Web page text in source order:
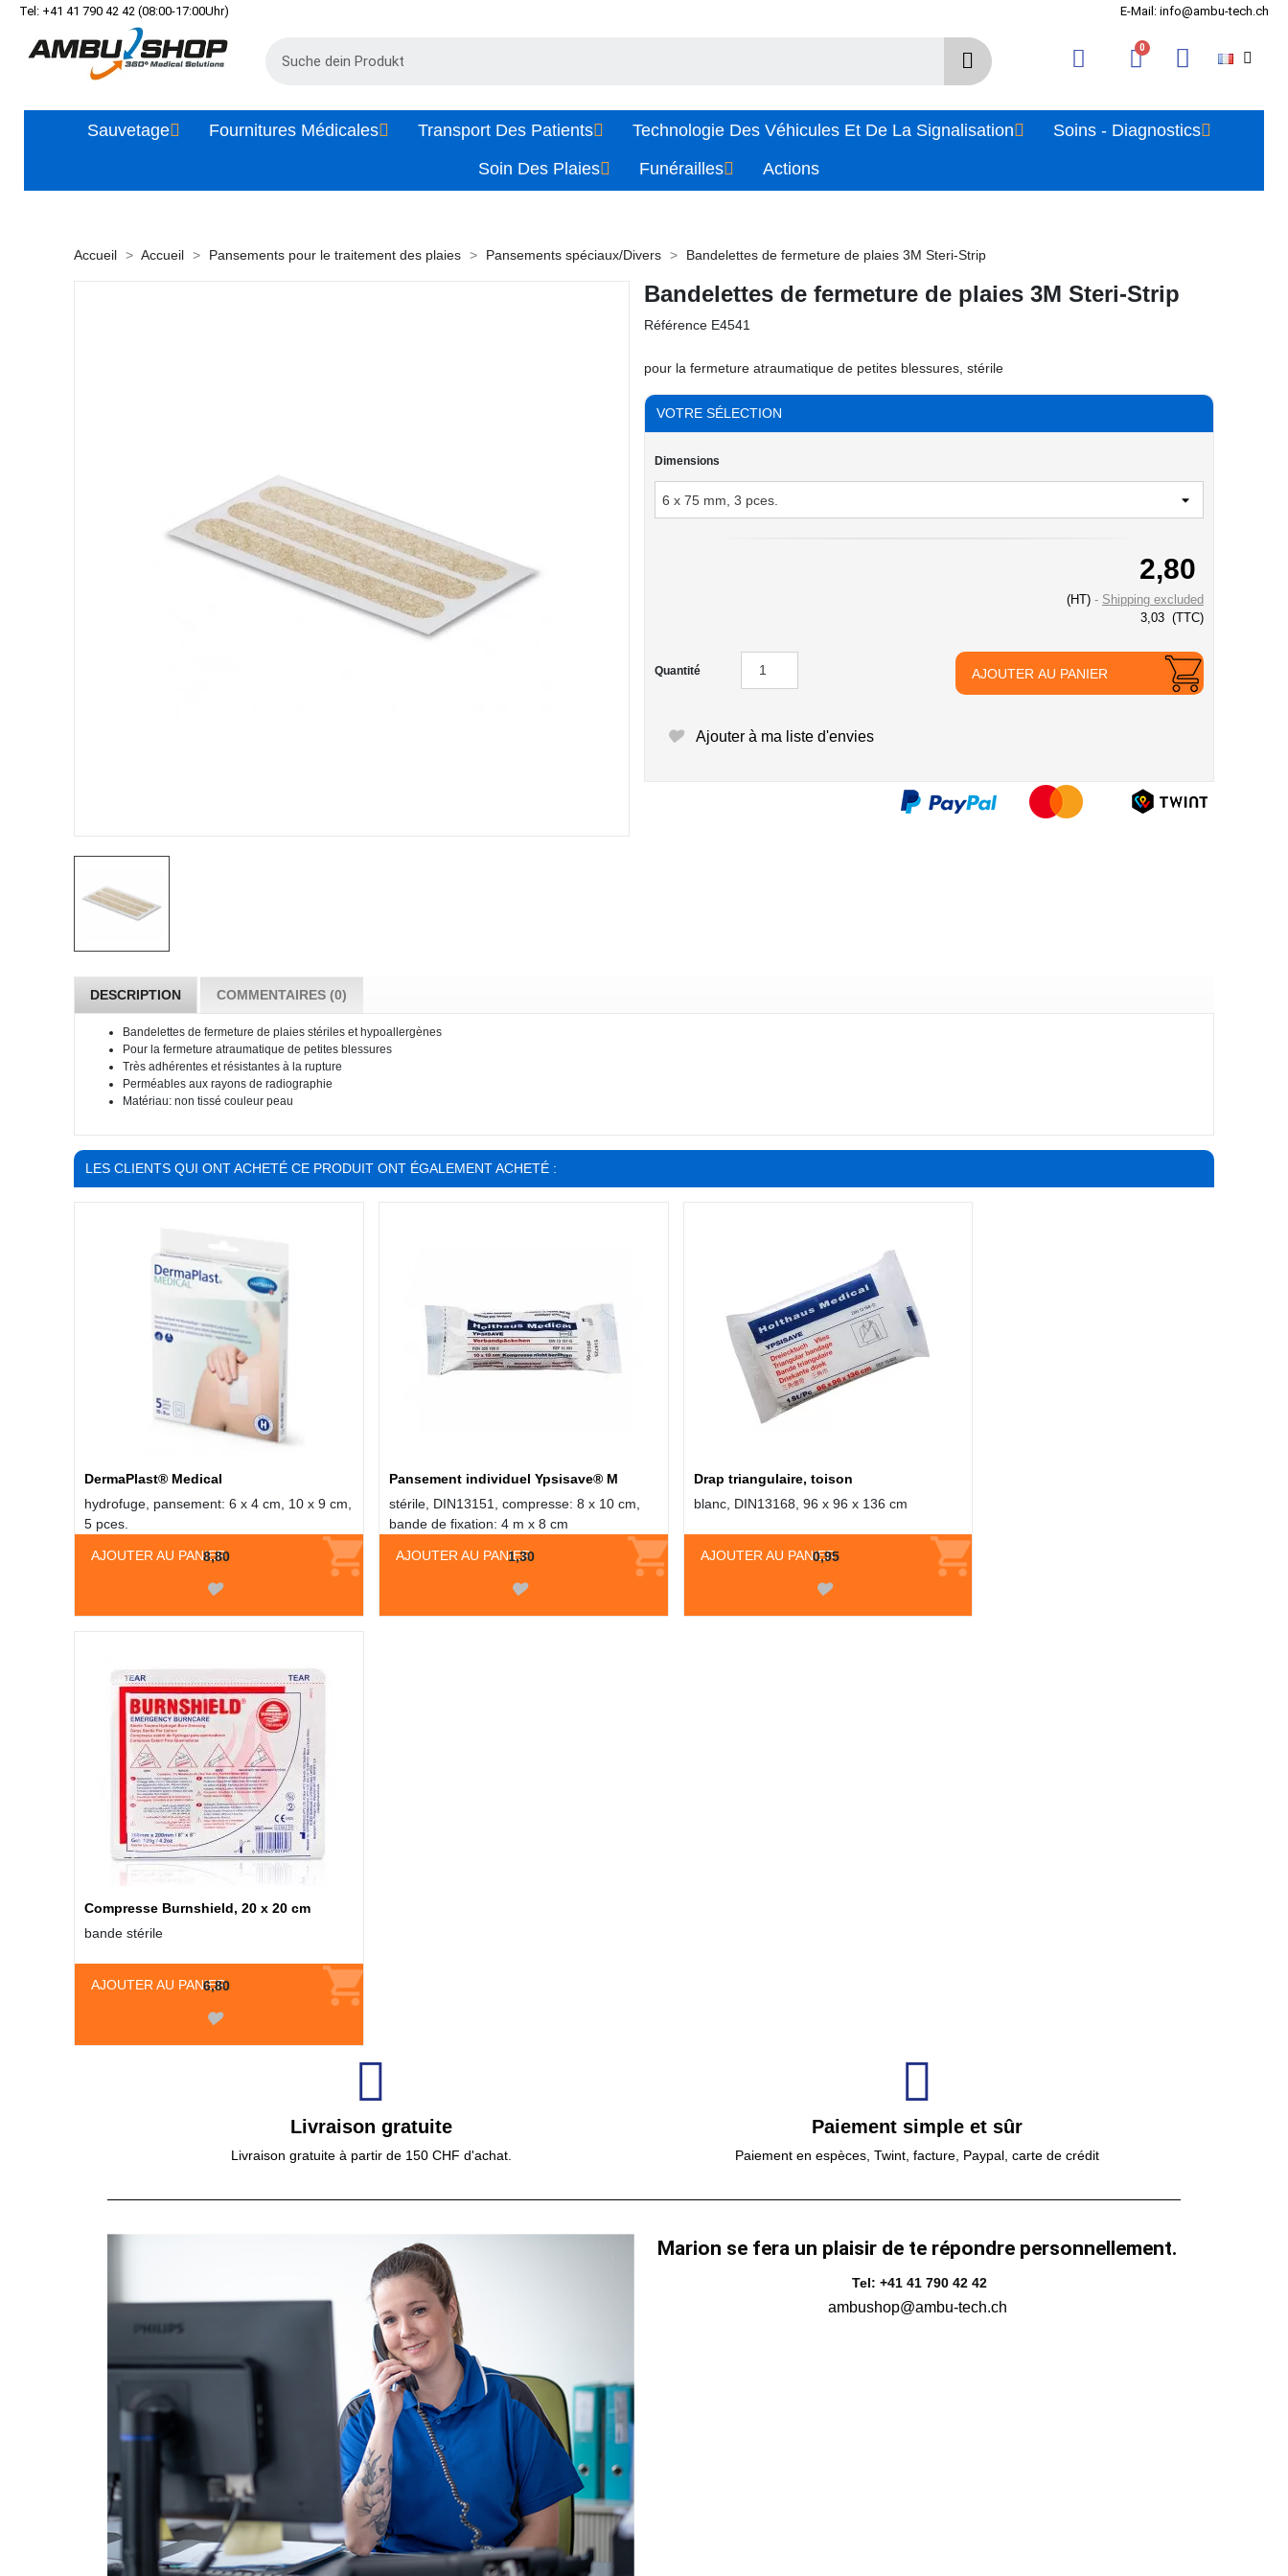
Tel: +41 41 790 42 42 (08:00-17:00Uhr) E-Mail: info@ambu-tech.ch
Sauvetage Fournitures Médicales Transport Des Patients Technologie Des Véhicules Et De La Signalisation
Soins - Diagnostics
Soin Des Plaies
Funérailles Actions
Accueil Accueil Pansements pour le traitement des plaies Pansements spéciaux/Divers Bandelettes de fermeture de plaies 3M Steri-Strip
Bandelettes de fermeture de plaies 3M Steri-Strip
Référence E4541
pour la fermeture atraumatique de petites blessures, stérile
VOTRE SÉLECTION
Dimensions
2,80
(HT)
Shipping excluded
3,03 (TTC)
Quantité AJOUTER AU PANIER
Ajouter à ma liste d'envies
DESCRIPTION COMMENTAIRES (0)
Bandelettes de fermeture de plaies stériles et hypoallergènes
Pour la fermeture atraumatique de petites blessures
Très adhérentes et résistantes à la rupture
Perméables aux rayons de radiographie
Matériau: non tissé couleur peau
LES CLIENTS QUI ONT ACHETÉ CE PRODUIT ONT ÉGALEMENT ACHETÉ :
DermaPlast® Medical
hydrofuge, pansement: 6 x 4 cm, 10 x 9 cm,
5 pces.
AJOUTER AU PANIER
8,80
Pansement individuel Ypsisave® M
stérile, DIN13151, compresse: 8 x 10 cm,
bande de fixation: 4 m x 8 cm
AJOUTER AU PANIER
1,30
Drap triangulaire, toison
blanc, DIN13168, 96 x 96 x 136 cm
AJOUTER AU PANIER
0,95
Compresse Burnshield, 20 x 20 cm
bande stérile
AJOUTER AU PANIER
6,80
Livraison gratuite
Livraison gratuite à partir de 150 CHF d'achat.
Paiement simple et sûr
Paiement en espèces, Twint, facture, Paypal, carte de crédit
Marion se fera un plaisir de te répondre personnellement.
Tel: +41 41 790 42 42
ambushop@ambu-tech.ch